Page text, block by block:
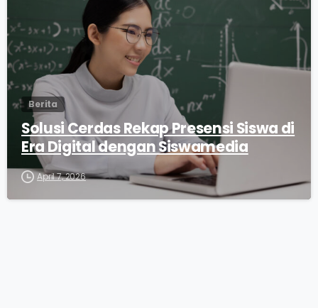
Berita
Solusi Cerdas Rekap Presensi Siswa di
Era Digital dengan Siswamedia
April 7, 2026